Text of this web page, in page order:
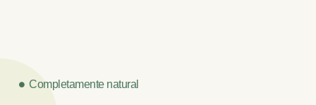
Completamente natural